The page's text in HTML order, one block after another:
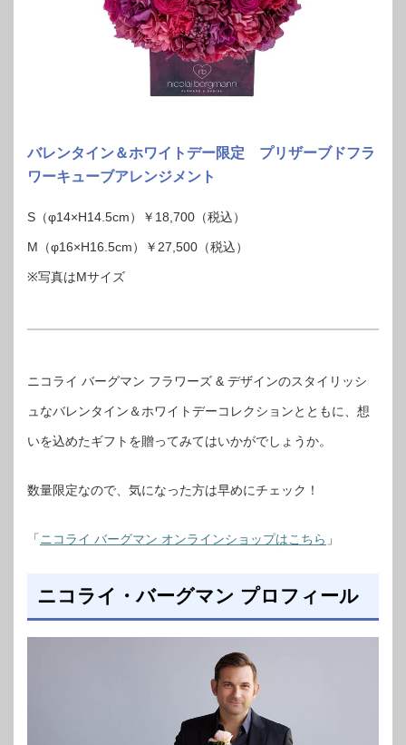
バレンタイン＆ホワイトデー限定 プリザーブドフラ
ワーキューブアレンジメント
S（φ14×H14.5cm）￥18,700（税込）
M（φ16×H16.5cm）￥27,500（税込）
※写真はMサイズ
ニコライ バーグマン フラワーズ & デザインのスタイリッシ
ュなバレンタイン＆ホワイトデーコレクションとともに、想
いを込めたギフトを贈ってみてはいかがでしょうか。
数量限定なので、気になった方は早めにチェック！
「ニコライ バーグマン オンラインショップはこちら 」
ニコライ・バーグマン プロフィール